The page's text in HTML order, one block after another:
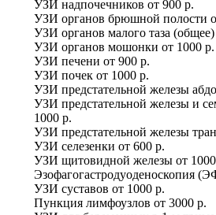
УЗИ надпочечников от 900 р.
УЗИ органов брюшной полости
УЗИ органов малого таза (общее)
УЗИ органов мошонки от 1000 р.
УЗИ печени от 900 р.
УЗИ почек от 1000 р.
УЗИ предстательной железы
УЗИ предстательной железы и
1000 р.
УЗИ предстательной железы
УЗИ селезенки от 600 р.
УЗИ щитовидной железы от
Эзофагогастродуоденоскопия
УЗИ суставов от 1000 р.
Пункция лимфоузлов от 3000 р.